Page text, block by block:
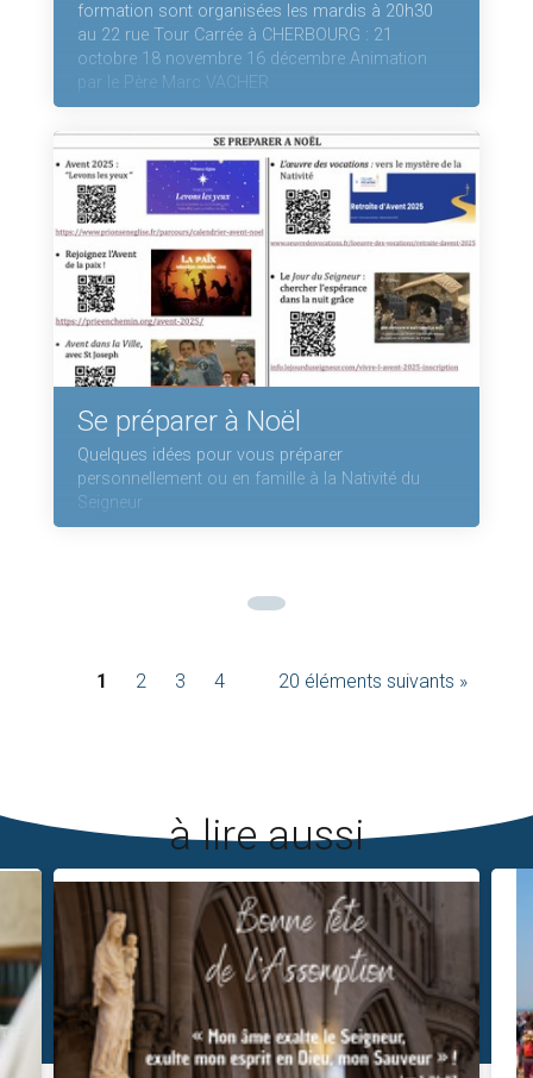
formation sont organisées les mardis à 20h30
au 22 rue Tour Carrée à CHERBOURG : 21
octobre 18 novembre 16 décembre Animation
par le Père Marc VACHER
Se préparer à Noël
Quelques idées pour vous préparer
personnellement ou en famille à la Nativité du
Seigneur
20 éléments suivants »
1 2 3 4
à lire aussi